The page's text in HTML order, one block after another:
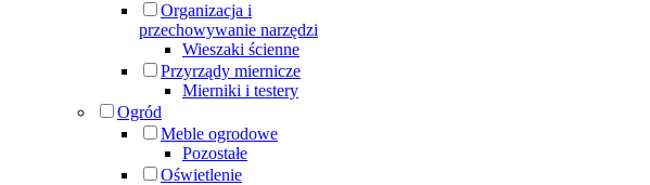
Organizacja i
przechowywanie narzędzi
Wieszaki ścienne
Przyrządy miernicze
Mierniki i testery
Ogród
Meble ogrodowe
Pozostałe
Oświetlenie